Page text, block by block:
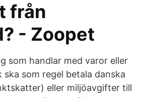
från
- Zoopet
som handlar med varor eller
som regel betala danska
eller miljöavgifter till